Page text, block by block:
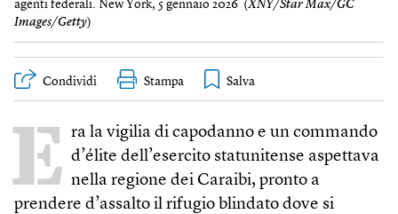
agenti federali. New York, 5 gennaio 2026 (XNY/Star Max/GC
Images/Getty)
Condividi Stampa
E ra la vigilia di capodanno e un commando
d’élite dell’esercito statunitense aspettava
nella regione dei Caraibi, pronto a
prendere d’assalto il rifugio blindato dove si